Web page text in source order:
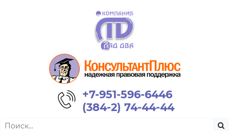
+7-951-596-6446
(384-2) 74-44-44